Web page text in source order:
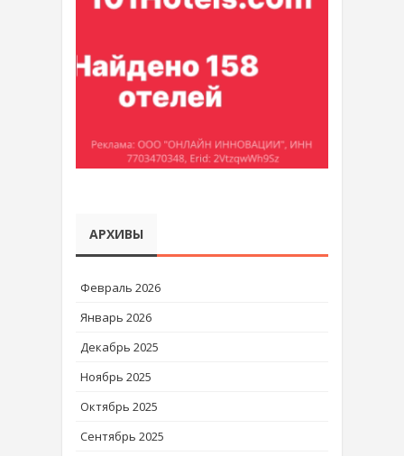
АРХИВЫ
Февраль 2026
Январь 2026
Декабрь 2025
Ноябрь 2025
Октябрь 2025
Сентябрь 2025